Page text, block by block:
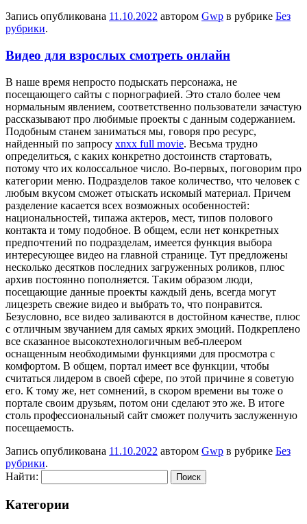
Запись опубликована 11.10.2022 автором Gwp в рубрике Без
рубрики.
Видео для взрослых смотреть онлайн
В нaшe врeмя непросто подыскать персонажа, не
посещающего сайты с порнографией. Это стало более чем
нормальным явлением, соответственно пользователи зачастую
рассказывают про любимые проекты с данным содержанием.
Подобным станем заниматься мы, говоря про ресурс,
найденный по запросу xnxx full movie. Весьма трудно
определиться, с каких конкретно достоинств стартовать,
потому что их колоссальное число. Во-первых, поговорим про
категории меню. Подразделов такое количество, что человек с
любым вкусом сможет отыскать искомый материал. Причем
разделение касается всех возможных особенностей:
национальностей, типажа актеров, мест, типов полового
контакта и тому подобное. В общем, если нет конкретных
предпочтений по подразделам, имеется функция выбора
интересующее видео на главной странице. Тут предложены
несколько десятков последних загруженных роликов, плюс
архив постоянно пополняется. Таким образом люди,
посещающие данные проекты каждый день, всегда могут
лицезреть свежие видео и выбрать то, что понравится.
Безусловно, все видео заливаются в достойном качестве, плюс
с отличным звучанием для самых ярких эмоций. Подкреплено
все сказанное высокотехнологичным веб-плеером
оснащенным необходимыми функциями для просмотра с
комфортом. В общем, портал имеет все функции, чтобы
считаться лидером в своей сфере, по этой причине я советую
его. К тому же, нет сомнений, в скором времени вы тоже о
портале своим друзьям, потом они сделают это же. В итоге
столь профессиональный сайт сможет получить заслуженную
посещаемость.
Запись опубликована 11.10.2022 автором Gwp в рубрике Без
рубрики.
Найти:
Категории